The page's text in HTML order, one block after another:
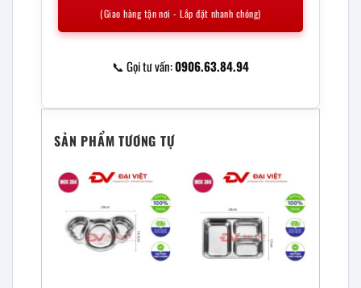
(Giao hàng tận nơi - Lắp đặt nhanh chóng)
📞 Gọi tư vấn:0906.63.84.94
SẢN PHẨM TƯƠNG TỰ